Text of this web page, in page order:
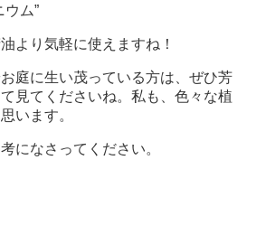
ム”
より気軽に使えますね！
庭に生い茂っている方は、ぜひ芳
見てくださいね。私も、色々な植
います。
になさってください。